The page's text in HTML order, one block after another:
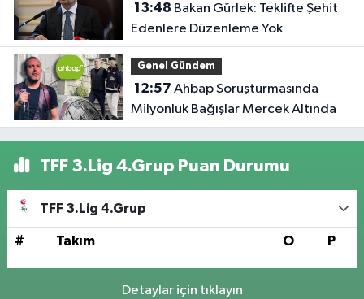
13:48
Edenlere Düzenleme Yok
Genel Gündem
12:57
Milyonluk Bağışlar Mercek Altında
TFF 3.Lig 4.Grup Puan Durumu
TFF 3.Lig 4.Grup
# Takım O P
Detaylar için tıklayın